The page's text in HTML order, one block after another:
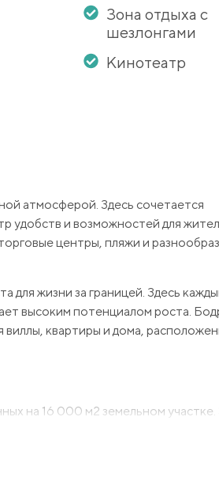
Зона отдыха с
шезлонгами
Кинотеатр
атмосферой. Здесь сочетается
удобств и возможностей для
центры, пляжи и
для жизни за границей. Здесь
высоким потенциалом роста.
квартиры и дома,
на 16 000 м2 земельном
вдали от моря.